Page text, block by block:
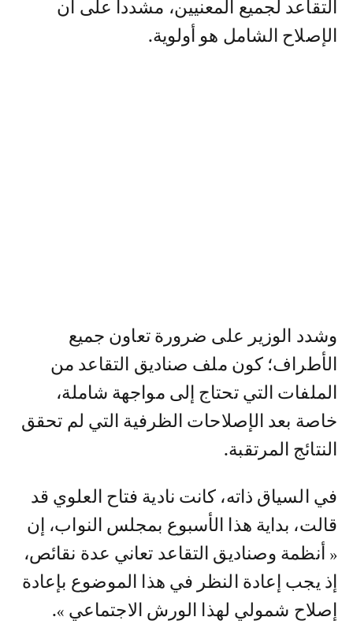
التقاعد لجميع المعنيين، مشدداً على أن
الإصلاح الشامل هو أولوية.
وشدد الوزير على ضرورة تعاون جميع
الأطراف؛ كون ملف صناديق التقاعد من
الملفات التي تحتاج إلى مواجهة شاملة،
خاصة بعد الإصلاحات الظرفية التي لم تحقق
النتائج المرتقبة.
في السياق ذاته، كانت نادية فتاح العلوي قد
قالت، بداية هذا الأسبوع بمجلس النواب، إن
« أنظمة وصناديق التقاعد تعاني عدة نقائص،
إذ يجب إعادة النظر في هذا الموضوع بإعادة
إصلاح شمولي لهذا الورش الاجتماعي ».